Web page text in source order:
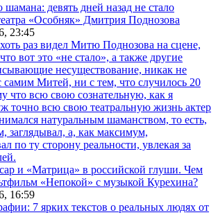
шамана: девять дней назад не стало
«Особняк» Дмитрия Поднозова
23:45
раз видел Митю Поднозова на сцене,
вот это «не стало», а также другие
несуществование, никак не
самим Митей, ни с тем, что случилось 20
что всю свою сознательную, как я
точно всю свою театральную жизнь актер
натуральным шаманством, то есть,
заглядывал, а, как максимум,
по ту сторону реальности, увлекая за
и «Матрица» в российской глуши. Чем
«Непокой» с музыкой Курехина?
16:59
7 ярких текстов о реальных людях от